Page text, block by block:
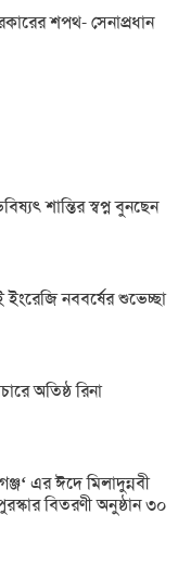
শপথ- সেনাপ্রধান
শান্তির স্বপ্ন বুনছেন
নববর্ষের শুভেচ্ছা
অতিষ্ঠ রিনা
এর ঈদে মিলাদুন্নবী
বিতরণী অনুষ্ঠান ৩০